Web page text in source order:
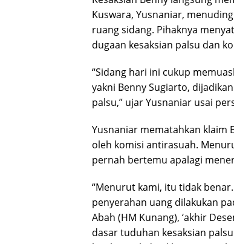
Kuswara, Yusnaniar,
ruang sidang. Pihaknya
dugaan kesaksian palsu dan
“Sidang hari ini cukup
yakni Benny Sugiarto,
palsu,” ujar Yusnaniar usai
Yusnaniar mematahkan klaim
oleh komisi antirasuah.
pernah bertemu apalagi
“Menurut kami, itu tidak
penyerahan uang dilakukan
Abah (HM Kunang), ‘akhir
dasar tuduhan kesaksian